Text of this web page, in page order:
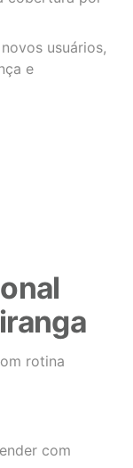
usuários,
e
rotina
com